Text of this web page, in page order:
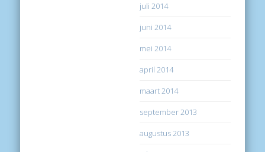
juli 2014
juni 2014
mei 2014
april 2014
maart 2014
september 2013
augustus 2013